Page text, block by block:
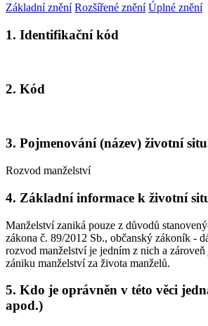
Základní znění Rozšířené znění Úplné znění
1. Identifikační kód
2. Kód
3. Pojmenování (název) životní
Rozvod manželství
4. Základní informace k životní
Manželství zaniká pouze z důvodů
zákona č. 89/2012 Sb., občanský zákoník -
rozvod manželství je jedním z nich a
zániku manželství za života manželů.
5. Kdo je oprávněn v této věci
apod.)